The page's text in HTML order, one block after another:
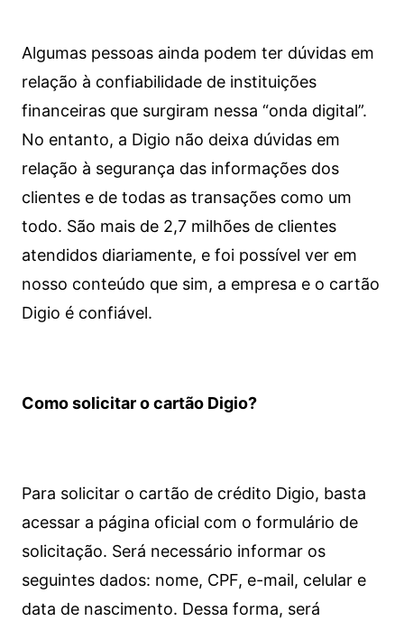
Algumas pessoas ainda podem ter dúvidas em
relação à confiabilidade de instituições
financeiras que surgiram nessa “onda digital”.
No entanto, a Digio não deixa dúvidas em
relação à segurança das informações dos
clientes e de todas as transações como um
todo. São mais de 2,7 milhões de clientes
atendidos diariamente, e foi possível ver em
nosso conteúdo que sim, a empresa e o cartão
Digio é confiável.
Como solicitar o cartão Digio?
Para solicitar o cartão de crédito Digio, basta
acessar a página oficial com o formulário de
solicitação. Será necessário informar os
seguintes dados: nome, CPF, e-mail, celular e
data de nascimento. Dessa forma, será